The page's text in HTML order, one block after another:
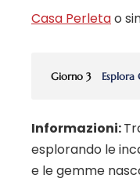
Casa Perletao
Giorno 3 Esplora
Informazioni:
esplorando le
e le gemme